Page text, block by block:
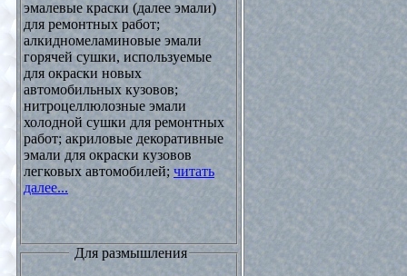
эмалевые краски (далее эмали)
для ремонтных работ;
алкидномеламиновые эмали
горячей сушки, используемые
для окраски новых
автомобильных кузовов;
нитроцеллюлозные эмали
холодной сушки для ремонтных
работ; акриловые декоративные
эмали для окраски кузовов
легковых автомобилей; читать
далее...
Для размышления